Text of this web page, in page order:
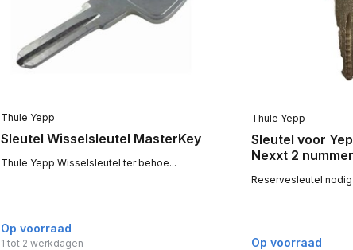
Thule Yepp
Sleutel Wisselsleutel MasterKey
Thule Yepp Wisselsleutel ter behoe...
Op voorraad
1 tot 2 werkdagen
Thule Yepp
Sleutel voor
Nexxt 2
Reservesleutel
Op voorraad